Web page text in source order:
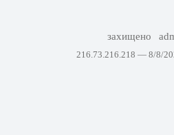
захищено
216.73.216.218 — 8/8/